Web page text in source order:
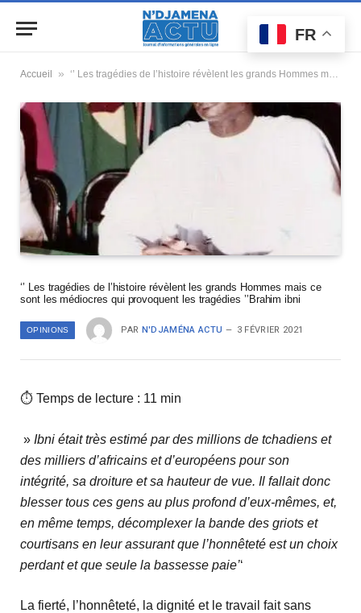
Accueil » ‘’ Les tragédies de l’histoire révèlent les grands Hommes mais ce sont les médiocres qui provoquent les tragédies ’’Brahim ibni
‘’ Les tragédies de l’histoire révèlent les grands Hommes mais ce
sont les médiocres qui provoquent les tragédies ’’Brahim ibni
OPINIONS PAR N'DJAMÉNA ACTU 3 FÉVRIER 2021
⏱ Temps de lecture : 11 min
» Ibni était très estimé par des millions de tchadiens et
des milliers d’africains et d’européens pour son
intégrité, sa droiture et sa hauteur de vue. Il fallait donc
blesser tous ces gens au plus profond d’eux-mêmes, et,
en même temps, décomplexer la bande des griots et
courtisans en leur assurant que l’honnêteté est un choix
perdant et que seule la bassesse paie’‘
La fierté, l’honnêteté, la dignité et le travail fait sans
FR